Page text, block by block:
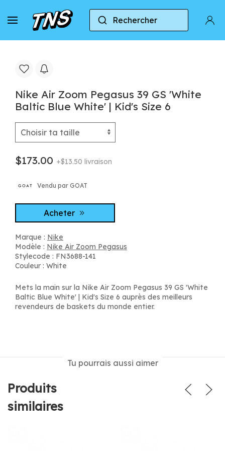
Rechercher
Accueil Nike Nike Air Zoom Pegasus
Nike Air Zoom Pegasus 39 GS 'White
Baltic Blue White' | Kid's Size 6
$173.00 +$13.50 livraison
Vendu par GOAT
Acheter
Marque : Nike
Modèle : Nike Air Zoom Pegasus
Stylecode : FN3688-141
Couleur : White
Mets la main sur la Nike Air Zoom Pegasus 39 GS 'White
Baltic Blue White' | Kid's Size 6 auprès des meilleurs
revendeurs de baskets du monde entier.
Tu pourrais aussi aimer
Produits
similaires